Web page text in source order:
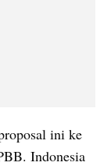
ini ke
Indonesia